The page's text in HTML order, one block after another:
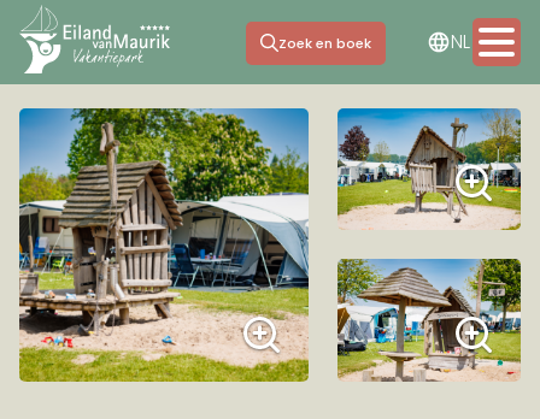
NL
DE
EN
Overnachten
Faciliteiten
Jachthaven
Dagje uit
Zoek en boek